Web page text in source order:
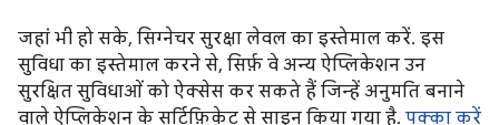
जहां भी हो सके, सिग्नेचर सुरक्षा लेवल का इस्तेमाल करें. इस
सुविधा का इस्तेमाल करने से, सिर्फ़ वे अन्य ऐप्लिकेशन उन
सुरक्षित सुविधाओं को ऐक्सेस कर सकते हैं जिन्हें अनुमति बनाने
वाले ऐप्लिकेशन के सर्टिफ़िकेट से साइन किया गया है. पक्का करें